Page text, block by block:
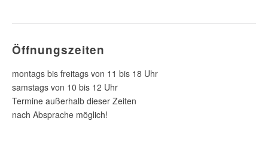
Öffnungszeiten
montags bis freitags von 11 bis 18 Uhr
samstags von 10 bis 12 Uhr
Termine außerhalb dieser Zeiten
nach Absprache möglich!